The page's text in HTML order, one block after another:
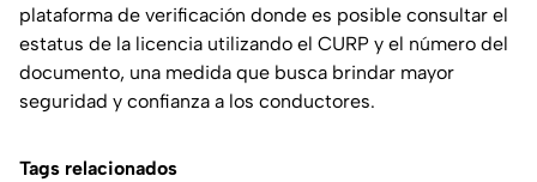
plataforma de verificación donde es posible consultar el
estatus de la licencia utilizando el CURP y el número del
documento, una medida que busca brindar mayor
seguridad y confianza a los conductores.
Tags relacionados